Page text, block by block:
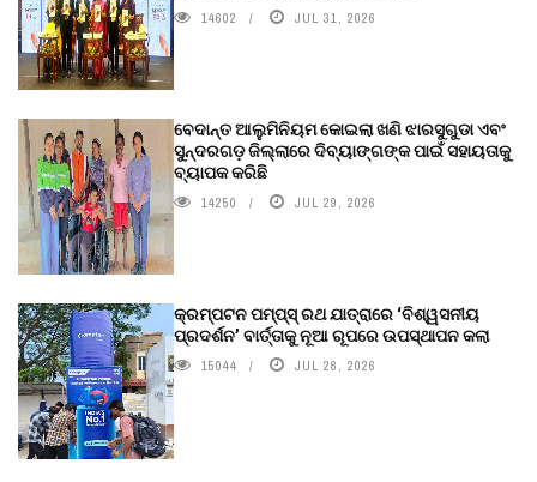
14602 JUL 31, 2026
ବେଦାନ୍ତ ଆଲୁମିନିୟମ କୋଇଲା ଖଣି ଝାରସୁଗୁଡା ଏବଂ
ସୁନ୍ଦରଗଡ଼ ଜିଲ୍ଲାରେ ଦିବ୍ୟାଙ୍ଗଙ୍କ ପାଇଁ ସହାୟତାକୁ
ବ୍ୟାପକ କରିଛି
14250 JUL 29, 2026
କ୍ରମ୍ପଟନ ପମ୍ପ୍‌ସ୍‌ ରଥ ଯାତ୍ରାରେ ‘ବିଶ୍ୱସନୀୟ
ପ୍ରଦର୍ଶନ’ ବାର୍ତ୍ତାକୁ ନୂଆ ରୂପରେ ଉପସ୍ଥାପନ କଲା
15044 JUL 28, 2026